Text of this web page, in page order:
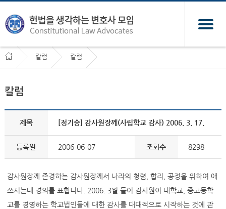
칼럼 칼럼
칼럼
제목 [정기승] 감사원장께(사립학교 감사) 2006. 3. 17.
등록일 2006-06-07 조회수 8298
감사원장께 존경하는 감사원장께서 나라의 청렴, 합리, 공정을 위하여 애
쓰시는데 경의를 표합니다. 2006. 3월 들어 감사원이 대학교, 중고등학
교를 경영하는 학교법인들에 대한 감사를 대대적으로 시작하는 것에 관